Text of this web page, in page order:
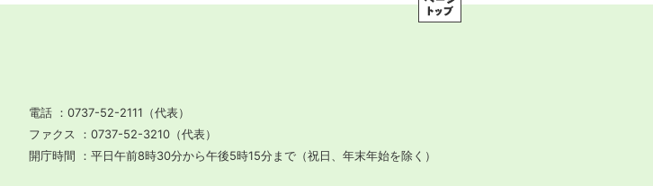
電話
0737-52-2111（代表）
ファクス
0737-52-3210（代表）
開庁時間
平日午前8時30分から午後5時15分まで （祝日、年末年始を除く）
ッ
プ